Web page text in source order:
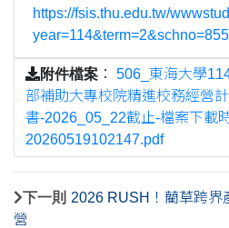
https://fsis.thu.edu.tw/
year=114&term=2&schno=855
附件檔案 ： 506_東海大學
部補助大專校院精進校務經營
書-2026_05_22截止-檔案下載
20260519102147.pdf
下一則 2026 RUSH！藺草跨界
營